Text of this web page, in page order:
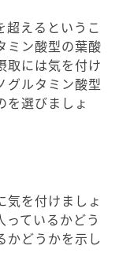
超えるというこ
ミン酸型の葉酸
取には気を付け
グルタミン酸型
選びましょ
気を付けましょ
ているかどう
かどうかを示し